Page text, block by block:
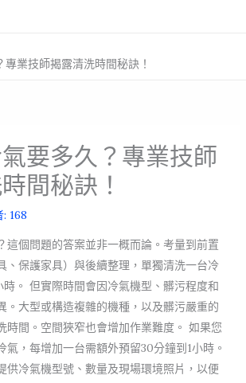
業技師揭露清洗時間秘訣！
要多久？專業技師
間秘訣！
: 168
這個問題的答案並非一概而論。考量到前置
、保護家具）與後續整理，單獨清洗一台冷
時。 但實際時間會因冷氣機型、髒污程度和
。大型或構造複雜的機種，以及髒污嚴重的
時間。空間狹窄也會增加作業難度。 如果您
氣，每增加一台需額外預留30分鐘到1小時。
供冷氣機型號、數量及現場環境照片，以便